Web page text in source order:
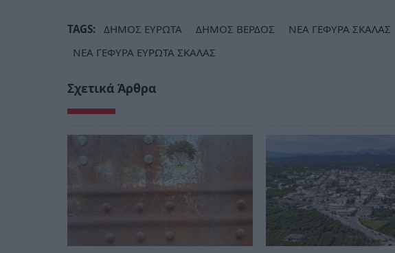
TAGS: ΔΗΜΟΣ ΕΥΡΩΤΑ ΔΗΜΟΣ ΒΕΡΔΟΣ ΝΕΑ ΓΕΦΥΡΑ ΣΚΑΛΑΣ
ΝΕΑ ΓΕΦΥΡΑ ΕΥΡΩΤΑ ΣΚΑΛΑΣ
Σχετικά Άρθρα